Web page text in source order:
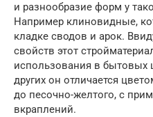
и разнообразие форм у
Например клиновидные,
кладке сводов и арок.
свойств этот
использования в бытовых
других он отличается
до песочно-желтого, с
вкраплений.